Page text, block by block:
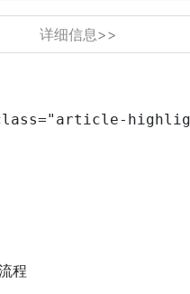
详细信息>>
class="article-
程